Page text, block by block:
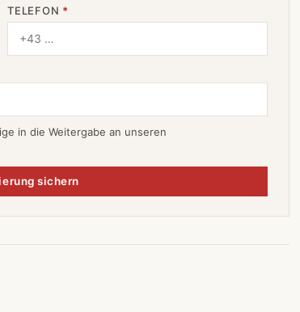
TELEFON *
in die Weitergabe an unseren
sichern